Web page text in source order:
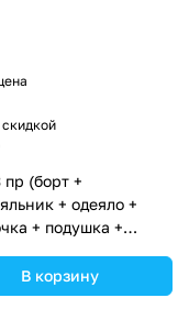
(борт +
+ одеяло +
+ подушка +
4-1бб_03) цвета в
В корзину